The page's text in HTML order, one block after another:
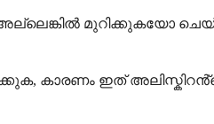
മുറിക്കുകയോ
കാരണം ഇത്